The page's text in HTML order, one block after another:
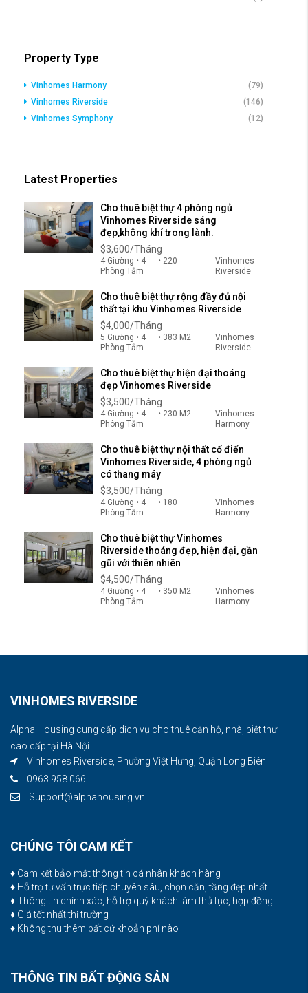
Property Type
Vinhomes Harmony
(79)
Vinhomes Riverside
(146)
Vinhomes Symphony
(12)
Latest Properties
Cho thuê biệt thự 4 phòng ngủ
Vinhomes Riverside sáng
đẹp,không khí trong lành.
$3,600/Tháng
4 Giường • 4
Phòng Tắm
• 220
Vinhomes
Riverside
Cho thuê biệt thự rộng đầy đủ nội
thất tại khu Vinhomes Riverside
$4,000/Tháng
5 Giường • 4
Phòng Tắm
• 383 M2
Vinhomes
Riverside
Cho thuê biệt thự hiện đại thoáng
đẹp Vinhomes Riverside
$3,500/Tháng
4 Giường • 4
Phòng Tắm
• 230 M2
Vinhomes
Harmony
Cho thuê biệt thự nội thất cổ điển
Vinhomes Riverside, 4 phòng ngủ
có thang máy
$3,500/Tháng
4 Giường • 4
Phòng Tắm
• 180
Vinhomes
Harmony
Cho thuê biệt thự Vinhomes
Riverside thoáng đẹp, hiện đại, gần
gũi với thiên nhiên
$4,500/Tháng
4 Giường • 4
Phòng Tắm
• 350 M2
Vinhomes
Harmony
VINHOMES RIVERSIDE
Alpha Housing cung cấp dịch vụ cho thuê căn hộ, nhà, biệt thự
cao cấp tại Hà Nội.
Vinhomes Riverside, Phường Việt Hưng, Quận Long Biên
0963 958 066
Support@alphahousing.vn
CHÚNG TÔI CAM KẾT
♦ Cam kết bảo mật thông tin cá nhân khách hàng
♦ Hỗ trợ tư vấn trực tiếp chuyên sâu, chọn căn, tầng đẹp nhất
♦ Thông tin chính xác, hỗ trợ quý khách làm thủ tục, hợp đồng
♦ Giá tốt nhất thị trường
♦ Không thu thêm bất cứ khoản phí nào
THÔNG TIN BẤT ĐỘNG SẢN